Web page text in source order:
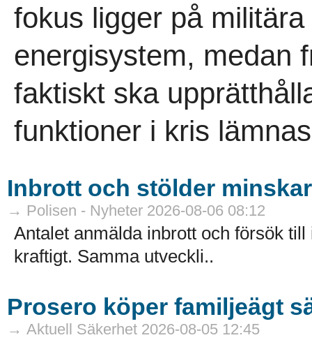
fokus ligger på
energisystem, medan
faktiskt ska
funktioner i kris
Inbrott och stölder
→ Polisen - Nyheter 2026-08-06 08:12
Antalet anmälda inbrott och försök
kraftigt. Samma utveckli..
Prosero köper familjeägt
→ Aktuell Säkerhet 2026-08-05 12:45